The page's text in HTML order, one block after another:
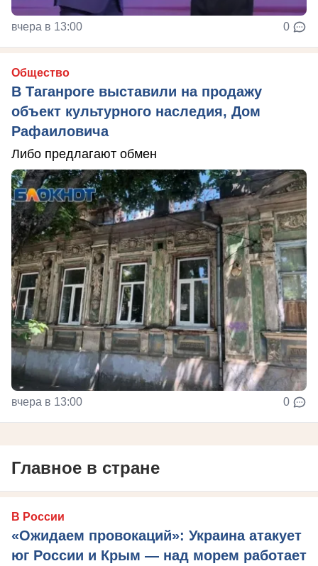
вчера в 13:00 0
Общество
В Таганроге выставили на продажу
объект культурного наследия, Дом
Рафаиловича
Либо предлагают обмен
вчера в 13:00 0
Главное в стране
В России
«Ожидаем провокаций»: Украина атакует
юг России и Крым — над морем работает